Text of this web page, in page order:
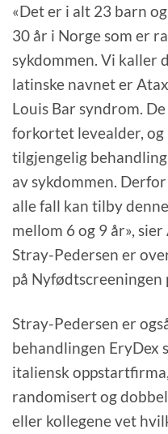
«Det er i alt 23 barn
30 år i Norge som er
sykdommen. Vi kaller
latinske navnet er
Louis Bar syndrom.
forkortet levealder, og
tilgjengelig
av sykdommen.
alle fall kan tilby
mellom 6 og 9 år»,
Stray-Pedersen er
på Nyfødtscreeningen
Stray-Pedersen er
behandlingen EryDex
italiensk
randomisert og
eller kollegene vet